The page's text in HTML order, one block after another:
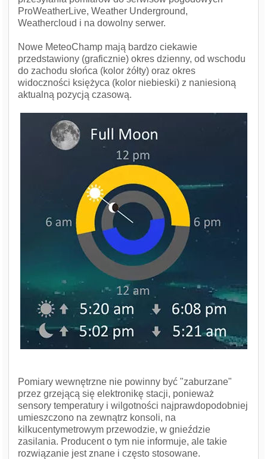
ProWeatherLive, Weather Underground,
Weathercloud i na dowolny serwer.
Nowe MeteoChamp mają bardzo ciekawie
przedstawiony (graficznie) okres dzienny, od wschodu
do zachodu słońca (kolor żółty) oraz okres
widoczności księżyca (kolor niebieski) z naniesioną
aktualną pozycją czasową.
Pomiary wewnętrzne nie powinny być "zaburzane"
przez grzejącą się elektronikę stacji, ponieważ
sensory temperatury i wilgotności najprawdopodobniej
umieszczono na zewnątrz konsoli, na
kilkucentymetrowym przewodzie, w gnieździe
zasilania. Producent o tym nie informuje, ale takie
rozwiązanie jest znane i często stosowane.